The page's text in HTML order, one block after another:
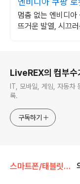
멈춤 없는 엔비디
뜨거운 발열, 시끄
LiveREX의 컴부수
IT, 모바일, 게임, 자동차
록.
구독하기
스마트폰/태블릿PC/웨어러블 리뷰/> NVIDIA 쉴드 태블릿